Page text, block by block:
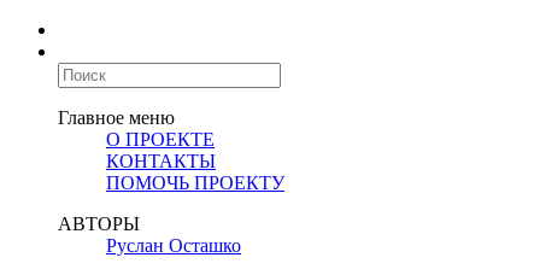
Главное меню
О ПРОЕКТЕ
КОНТАКТЫ
ПОМОЧЬ ПРОЕКТУ
АВТОРЫ
Руслан Осташко